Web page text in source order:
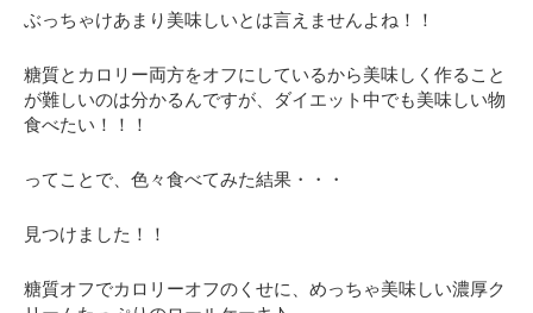
ぶっちゃけあまり美味しいとは言えませんよね！！
糖質とカロリー両方をオフにしているから美味しく作ること
が難しいのは分かるんですが、
ダイエット中でも美味しい物
食べたい！！！
ってことで、色々食べてみた結果・・・
見つけました！！
糖質オフでカロリーオフのくせに、めっちゃ美味しい濃厚ク